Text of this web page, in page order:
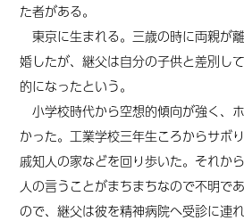
た者がある。
東京に生まれる。三歳の時に両親が
婚したが、継父は自分の子供と差別し
的になったという。
小学校時代から空想的傾向が強く、
かった。工業学校三年生ころからサボ
戚知人の家などを回り歩いた。それか
人の言うことがまちまちなので不明で
ので、継父は彼を精神病院へ受診に連